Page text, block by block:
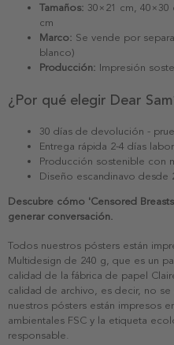
Tamaños: 30×21 cm, 40×30
cm
Marco: Se vende por
blanco)
Producción: Impresión
¿Por qué elegir Dear
30 días de devolución -
Entrega rápida 2-4 días
Producción sostenible con
Diseño escandinavo desde
Descubre cómo 'Censored
generar conversación.
Todos nuestros pósters están
Multidesign de 240 g, que es un
calidad de la fábrica de papel
calidad de archivo, es decir, no
nuestros pósters están impresos
ambientales FSC y la etiqueta
responsable.